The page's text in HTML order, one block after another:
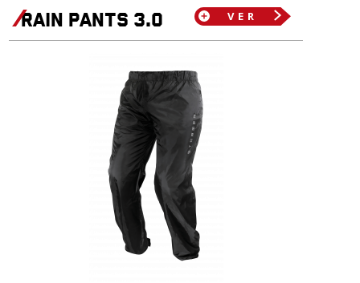
RAIN PANTS 3.0 VER